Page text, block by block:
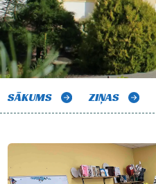
SĀKUMS ZIŅAS